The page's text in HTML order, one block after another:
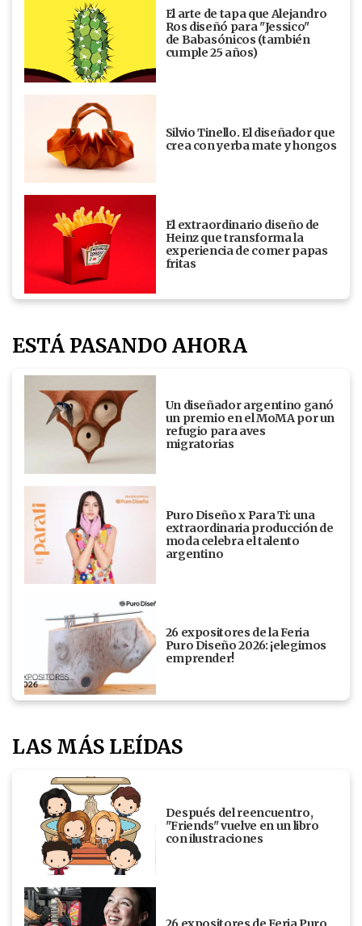
El arte de tapa que Alejandro
Ros diseñó para "Jessico"
de Babasónicos (también
cumple 25 años)
Silvio Tinello. El diseñador que
crea con yerba mate y hongos
El extraordinario diseño de
Heinz que transforma la
experiencia de comer papas
fritas
ESTÁ PASANDO AHORA
Un diseñador argentino ganó
un premio en el MoMA por un
refugio para aves
migratorias
Puro Diseño x Para Ti: una
extraordinaria producción de
moda celebra el talento
argentino
26 expositores de la Feria
Puro Diseño 2026: ¡elegimos
emprender!
LAS MÁS LEÍDAS
Después del reencuentro,
"Friends" vuelve en un libro
con ilustraciones